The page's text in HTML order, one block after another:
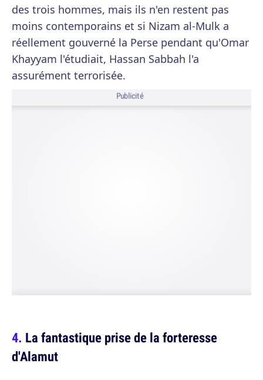
des trois hommes, mais ils n'en restent pas
moins contemporains et si Nizam al-Mulk a
réellement gouverné la Perse pendant qu'Omar
Khayyam l'étudiait, Hassan Sabbah l'a
assurément terrorisée.
Publicité
La fantastique prise de la forteresse
d'Alamut